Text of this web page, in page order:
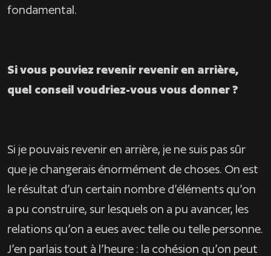
fondamental.
Si vous pouviez revenir revenir en arrière,
quel conseil voudriez-vous vous donner ?
Si je pouvais revenir en arrière, je ne suis pas sûr
que je changerais énormément de choses. On est
le résultat d’un certain nombre d’éléments qu’on
a pu construire, sur lesquels on a pu avancer, les
relations qu’on a eues avec telle ou telle personne.
J’en parlais tout à l’heure : la cohésion qu’on peut